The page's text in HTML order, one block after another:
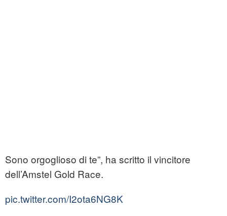
Sono orgoglioso di te”, ha scritto il vincitore
dell’Amstel Gold Race.
pic.twitter.com/I2ota6NG8K